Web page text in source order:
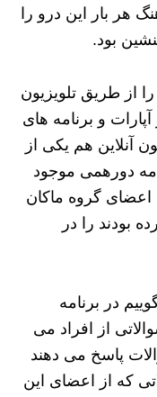
هر بار این درو را
بود.
از طریق تلویزیون
و برنامه ‌های
آنلاین هم یکی از
دورهمی موجود
گروه ماکان
بودند را در
در برنامه
از افراد می
پاسخ می دهند
که از اعضای این